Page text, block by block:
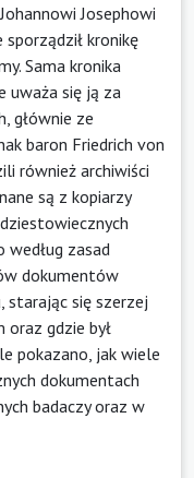
Josephowi
kronikę
Sama kronika
uważa się ją za
głównie ze
baron Friedrich von
również archiwiści
są z kopiarzy
według zasad
dokumentów
starając się szerzej
oraz gdzie był
pokazano, jak wiele
dokumentach
badaczy oraz w